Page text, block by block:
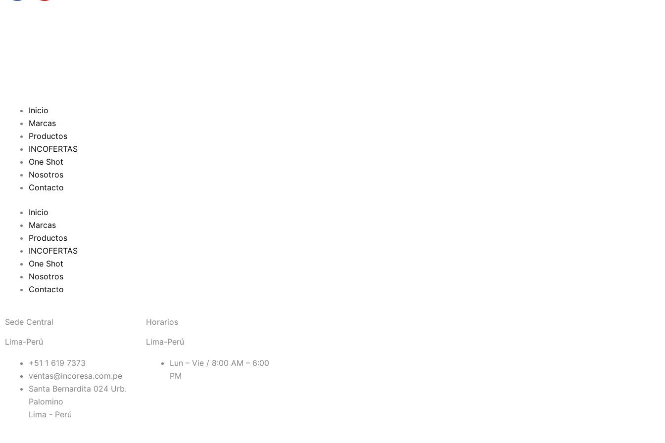
Inicio
Marcas
Productos
INCOFERTAS
One Shot
Nosotros
Contacto
Inicio
Marcas
Productos
INCOFERTAS
One Shot
Nosotros
Contacto
Sede Central
Lima-Perú
+51 1 619 7373
ventas@incoresa.com.pe
Santa Bernardita 024 Urb.
Palomino
Lima - Perú
Horarios
Lima-Perú
Lun – Vie / 8:00 AM – 6:00
PM